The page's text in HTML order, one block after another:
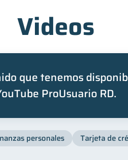
Videos
que tenemos
ProUsuario RD.
personales Tarjeta de